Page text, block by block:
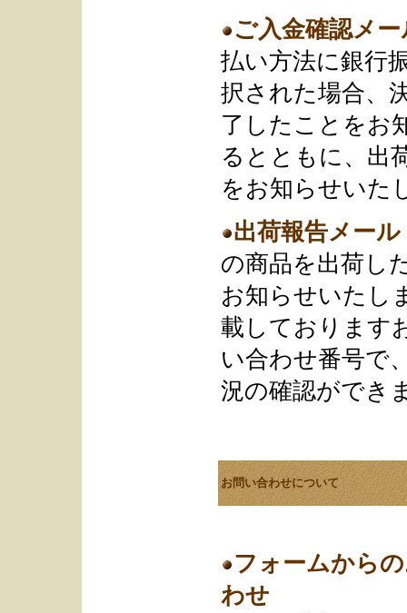
ご入金確認メー
払い方法に銀行
択された場合、
了したことをお
るとともに、出
をお知らせいた
出荷報告メール
の商品を出荷し
お知らせいたし
載しております
い合わせ番号で
況の確認ができ
お問い合わせについて
フォームから
わせ